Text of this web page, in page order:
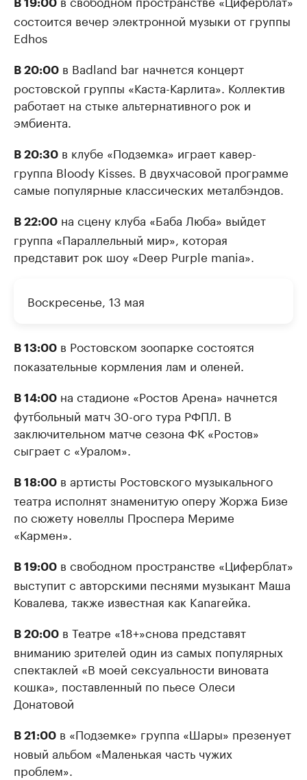
В 19:00
состоится вечер электронной музыки от группы
Edhos
В 20:00 в Badland bar начнется концерт
ростовской группы «Каста-Карлита». Коллектив
работает на стыке альтернативного рок и
эмбиента.
В 20:30 в клубе «Подземка» играет кавер-
группа Bloody Kisses. В двухчасовой программе
самые популярные классических металбэндов.
В 22:00 на сцену клуба «Баба Люба» выйдет
группа «Параллельный мир», которая
представит рок шоу «Deep Purple mania».
Воскресенье, 13 мая
В 13:00 в Ростовском зоопарке состоятся
показательные кормления лам и оленей.
В 14:00 на стадионе «Ростов Арена» начнется
футбольный матч 30-ого тура РФПЛ. В
заключительном матче сезона ФК «Ростов»
сыграет с «Уралом».
В 18:00 в артисты Ростовского музыкального
театра исполнят знаменитую оперу Жоржа Бизе
по сюжету новеллы Проспера Мериме
«Кармен».
В 19:00 в свободном пространстве «Циферблат»
выступит с авторскими песнями музыкант Маша
Ковалева, также известная как Kanarейка.
В 20:00 в Театре «18+»снова представят
вниманию зрителей один из самых популярных
спектаклей «В моей сексуальности виновата
кошка», поставленный по пьесе Олеси
Донатовой
В 21:00 в «Подземке» группа «Шары» презенует
новый альбом «Маленькая часть чужих
проблем».